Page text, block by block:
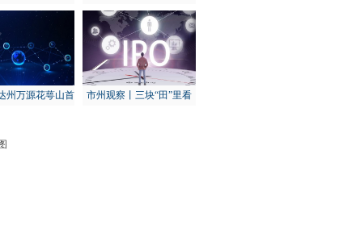
城全部下滑
报资讯
调查为货车下坡
发生侧翻导致
天全：打造“智慧渔场” 建
设数字渔业基地
州万源花萼山首
市州观察丨三块“田”里看